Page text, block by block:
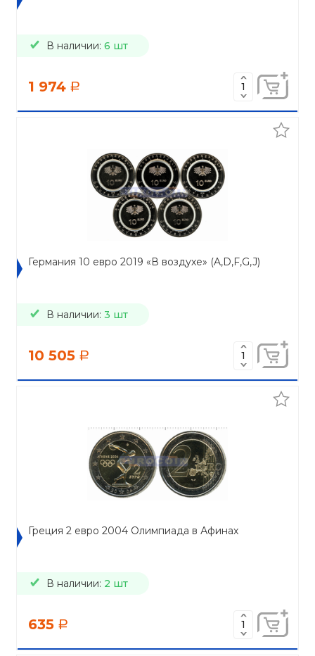
В наличии: 6 шт
1 974 a
Германия 10 евро 2019 «В воздухе» (A,D,F,G,J)
В наличии: 3 шт
10 505 a
Греция 2 евро 2004 Олимпиада в Афинах
В наличии: 2 шт
635 a